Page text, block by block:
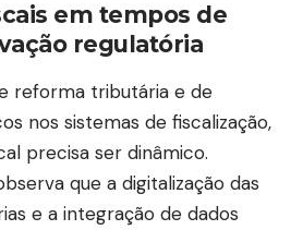
em tempos de
regulatória
reforma tributária e de
nos sistemas de fiscalização,
precisa ser dinâmico.
que a digitalização das
e a integração de dados